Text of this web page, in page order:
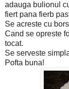
adauga bulionul
fiert pana fierb
Se acreste cu
Cand se opreste
tocat.
Se serveste
Pofta buna!